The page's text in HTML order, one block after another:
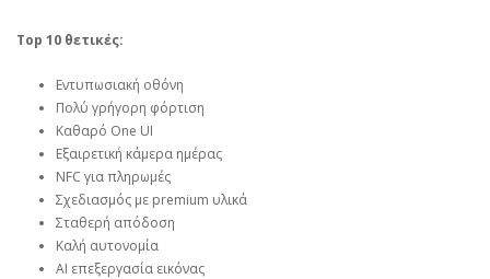
Top 10 θετικές:
Εντυπωσιακή οθόνη
Πολύ γρήγορη φόρτιση
Καθαρό One UI
Εξαιρετική κάμερα ημέρας
NFC για πληρωμές
Σχεδιασμός με premium υλικά
Σταθερή απόδοση
Καλή αυτονομία
AI επεξεργασία εικόνας